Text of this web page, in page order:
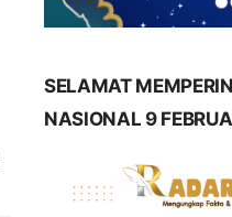
SELAMAT
NASIONAL 9